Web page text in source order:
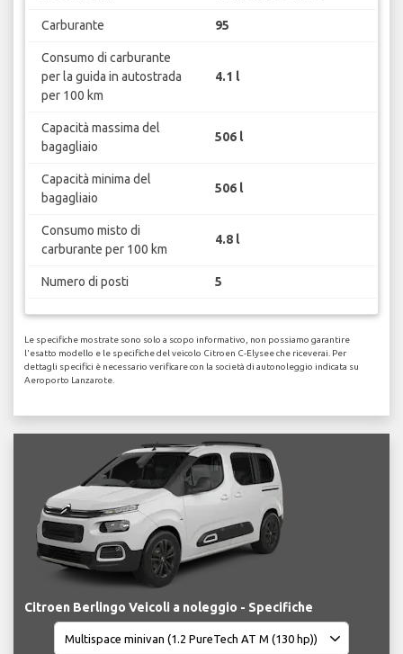
Carburante 95
Consumo di carburante
per la guida in autostrada
per 100 km
4.1 l
Capacità massima del
bagagliaio
506 l
Capacità minima del
bagagliaio
506 l
Consumo misto di
carburante per 100 km
4.8 l
Numero di posti 5
Le specifiche mostrate sono solo a scopo informativo, non possiamo garantire
l'esatto modello e le specifiche del veicolo Citroen C-Elysee che riceverai. Per
dettagli specifici è necessario verificare con la società di autonoleggio indicata su
Aeroporto Lanzarote.
Citroen Berlingo Veicoli a noleggio - Specifiche